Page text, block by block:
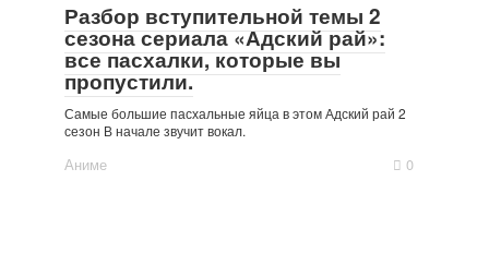
Разбор вступительной темы 2
сезона сериала «Адский рай»:
все пасхалки, которые вы
пропустили.
Самые большие пасхальные яйца в этом Адский рай 2
сезон В начале звучит вокал.
Аниме 0